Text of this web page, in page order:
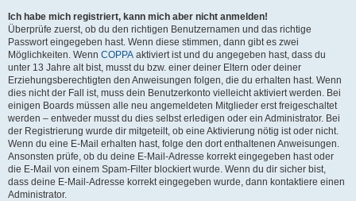
Ich habe mich registriert, kann mich aber nicht anmelden!
Überprüfe zuerst, ob du den richtigen Benutzernamen und das richtige
Passwort eingegeben hast. Wenn diese stimmen, dann gibt es zwei
Möglichkeiten. Wenn COPPA aktiviert ist und du angegeben hast, dass du
unter 13 Jahre alt bist, musst du bzw. einer deiner Eltern oder deiner
Erziehungsberechtigten den Anweisungen folgen, die du erhalten hast. Wenn
dies nicht der Fall ist, muss dein Benutzerkonto vielleicht aktiviert werden. Bei
einigen Boards müssen alle neu angemeldeten Mitglieder erst freigeschaltet
werden – entweder musst du dies selbst erledigen oder ein Administrator. Bei
der Registrierung wurde dir mitgeteilt, ob eine Aktivierung nötig ist oder nicht.
Wenn du eine E-Mail erhalten hast, folge den dort enthaltenen Anweisungen.
Ansonsten prüfe, ob du deine E-Mail-Adresse korrekt eingegeben hast oder
die E-Mail von einem Spam-Filter blockiert wurde. Wenn du dir sicher bist,
dass deine E-Mail-Adresse korrekt eingegeben wurde, dann kontaktiere einen
Administrator.